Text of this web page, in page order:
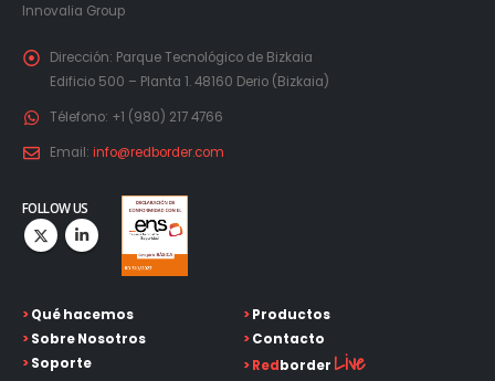
Innovalia Group
Dirección: Parque Tecnológico de Bizkaia
Edificio 500 – Planta 1. 48160 Derio (Bizkaia)
Télefono: +1 (980) 217 4766
Email: info@redborder.com
FOLLOW US
>Qué hacemos
>Sobre Nosotros
>Soporte
>Productos
>Contacto
>Redborder Live